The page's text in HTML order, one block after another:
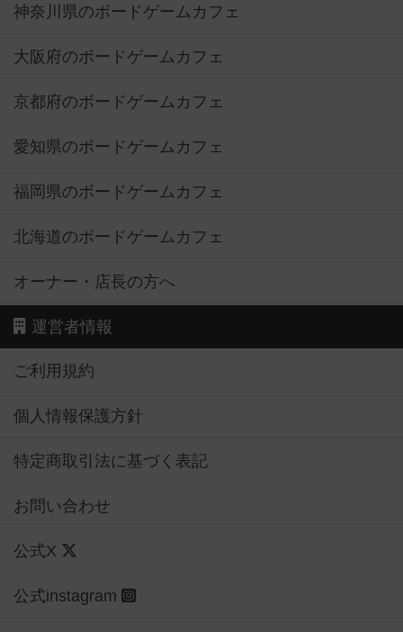
神奈川県のボードゲームカフェ
大阪府のボードゲームカフェ
京都府のボードゲームカフェ
愛知県のボードゲームカフェ
福岡県のボードゲームカフェ
北海道のボードゲームカフェ
オーナー・店長の方へ
運営者情報
ご利用規約
個人情報保護方針
特定商取引法に基づく表記
お問い合わせ
公式X
公式instagram